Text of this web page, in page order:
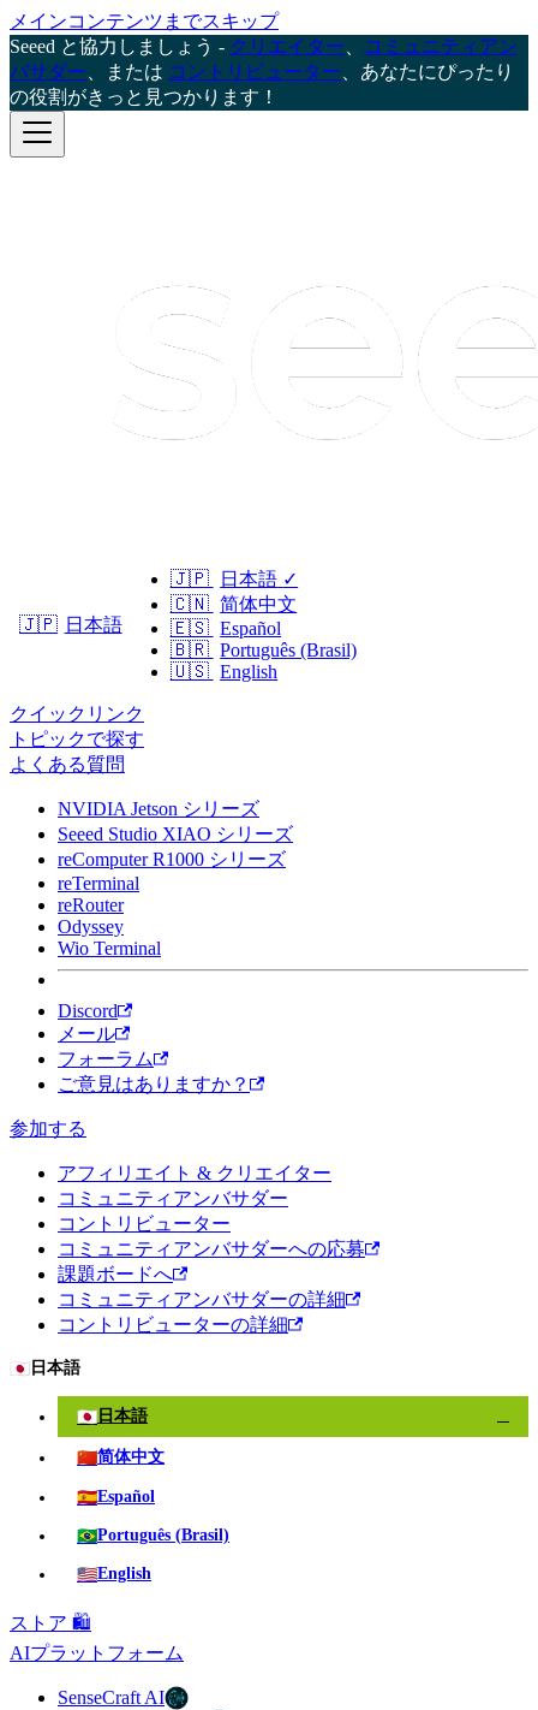
メインコンテンツまでスキップ
Seeed と協力しましょう - クリエイター
コミュニティアン
バサダー 、または コントリビューター 、あなたにぴったり
の役割がきっと見つかります！
🇯🇵 日本語
🇯🇵 日本語 ✓
🇨🇳 简体中文
🇪🇸 Español
🇧🇷 Português (Brasil)
🇺🇸 English
クイックリンク
トピックで探す
よくある質問
NVIDIA Jetson シリーズ
Seeed Studio XIAO シリーズ
reComputer R1000 シリーズ
reTerminal
reRouter
Odyssey
Wio Terminal
Discord
メール
フォーラム
ご意見はありますか？
参加する
アフィリエイト & クリエイター
コミュニティアンバサダー
コントリビューター
コミュニティアンバサダーへの応募
課題ボードへ
コミュニティアンバサダーの詳細
コントリビューターの詳細
🇯🇵 日本語
🇯🇵 日本語
🇨🇳简体中文
🇪🇸Español
🇧🇷Português (Brasil)
🇺🇸English
ストア 🛍️
AIプラットフォーム
SenseCraft AI